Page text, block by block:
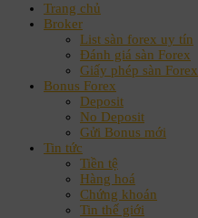
Trang chủ
Broker
List sàn forex uy tín
Đánh giá sàn Forex
Giấy phép sàn Forex
Bonus Forex
Deposit
No Deposit
Gửi Bonus mới
Tin tức
Tiền tệ
Hàng hoá
Chứng khoán
Tin thế giới